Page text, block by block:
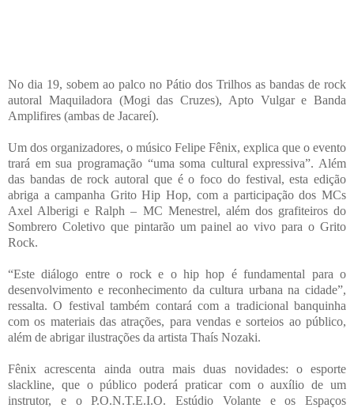
No dia 19, sobem ao palco no Pátio dos Trilhos as bandas de rock
autoral Maquiladora (Mogi das Cruzes), Apto Vulgar e Banda
Amplifires (ambas de Jacareí).
Um dos organizadores, o músico Felipe Fênix, explica que o evento
trará em sua programação “uma soma cultural expressiva”. Além
das bandas de rock autoral que é o foco do festival, esta edição
abriga a campanha Grito Hip Hop, com a participação dos MCs
Axel Alberigi e Ralph – MC Menestrel, além dos grafiteiros do
Sombrero Coletivo que pintarão um painel ao vivo para o Grito
Rock.
“Este diálogo entre o rock e o hip hop é fundamental para o
desenvolvimento e reconhecimento da cultura urbana na cidade”,
ressalta. O festival também contará com a tradicional banquinha
com os materiais das atrações, para vendas e sorteios ao público,
além de abrigar ilustrações da artista Thaís Nozaki.
Fênix acrescenta ainda outra mais duas novidades: o esporte
slackline, que o público poderá praticar com o auxílio de um
instrutor, e o P.O.N.T.E.I.O. Estúdio Volante e os Espaços